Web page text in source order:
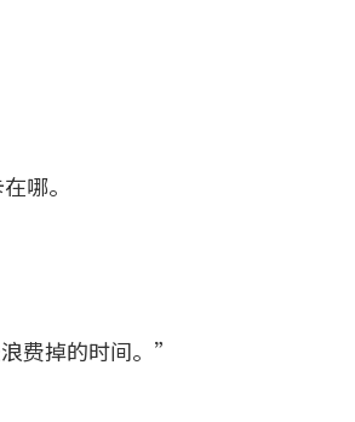
哪。
费掉的时间。”